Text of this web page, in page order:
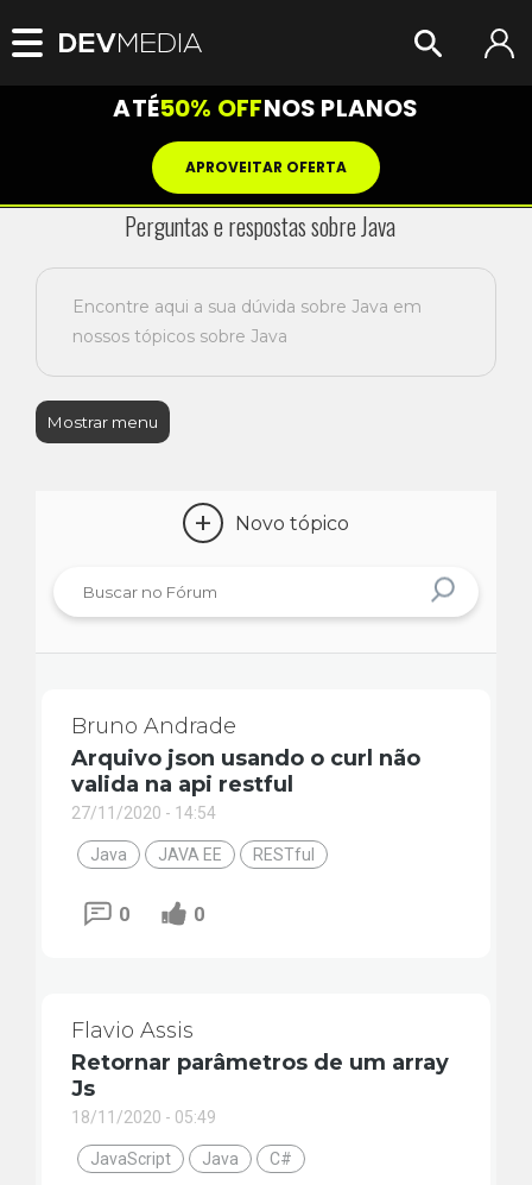
ATÉ50% OFFNOS PLANOS
APROVEITAR OFERTA
Perguntas e respostas sobre Java
Encontre aqui a sua dúvida sobre Java em
nossos tópicos sobre Java
Mostrar menu
+ Novo tópico
Bruno Andrade
Arquivo json usando o curl não
valida na api restful
27/11/2020 - 14:54
Java JAVA EE RESTful
0 0
Flavio Assis
Retornar parâmetros de um array
Js
18/11/2020 - 05:49
JavaScript Java C#